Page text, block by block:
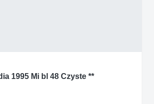
1995 Mi bl 48 Czyste **